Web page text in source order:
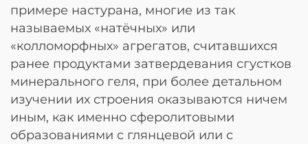
примере настурана, многие из так
называемых «натёчных» или
«колломорфных» агрегатов, считавшихся
ранее продуктами затвердевания сгустков
минерального геля, при более детальном
изучении их строения оказываются ничем
иным, как именно сферолитовыми
образованиями с глянцевой или с